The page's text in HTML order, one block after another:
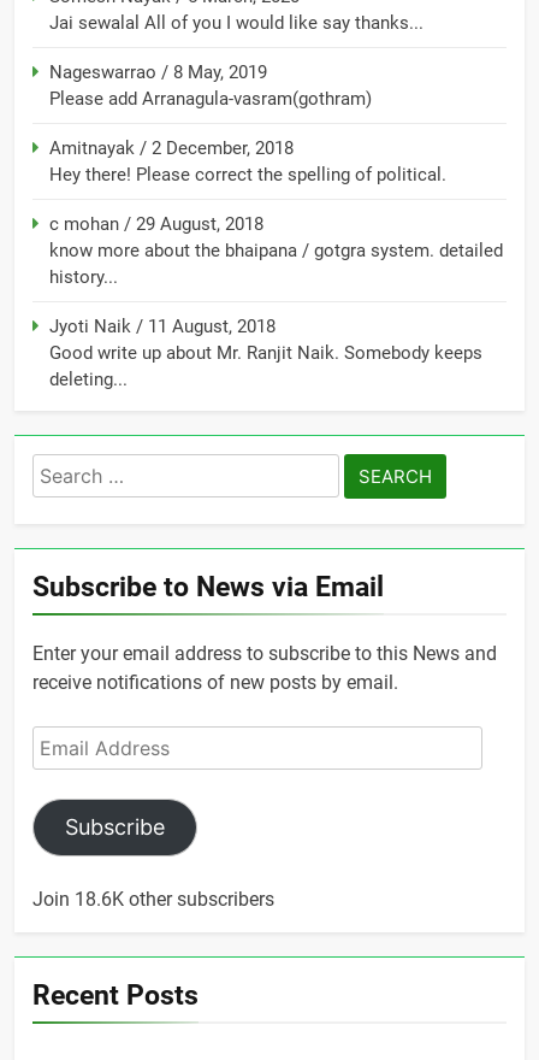
Jai sewalal All of you I would like say thanks...
Nageswarrao / 8 May, 2019
Please add Arranagula-vasram(gothram)
Amitnayak / 2 December, 2018
Hey there! Please correct the spelling of political.
c mohan / 29 August, 2018
know more about the bhaipana / gotgra system. detailed
history...
Jyoti Naik / 11 August, 2018
Good write up about Mr. Ranjit Naik. Somebody keeps
deleting...
Search
for:
Subscribe to News via Email
Enter your email address to subscribe to this News and
receive notifications of new posts by email.
Email
Address
Subscribe
Join 18.6K other subscribers
Recent Posts